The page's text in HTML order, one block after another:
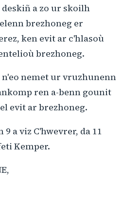
a zo ur skoilh
brezhoneg er
ken evit ar c'hlasoù
brezhoneg.
nemet ur vruzhunenn
ren a-benn gounit
evit ar brezhoneg.
a viz C'hwevrer, da 11
Kemper.